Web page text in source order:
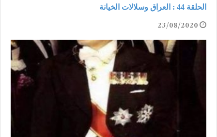
الحلقة 44 : العراق وسلالات الخيانة
23/08/2020